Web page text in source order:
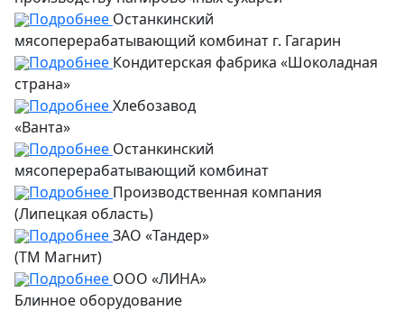
Подробнее Останкинский
мясоперерабатывающий комбинат г. Гагарин
Подробнее Кондитерская фабрика «Шоколадная
страна»
ПодробнееХлебозавод
«Ванта»
Подробнее Останкинский
мясоперерабатывающий комбинат
Подробнее Производственная компания
(Липецкая область)
ПодробнееЗАО «Тандер»
(ТМ Магнит)
Подробнее ООО «ЛИНА»
Блинное оборудование